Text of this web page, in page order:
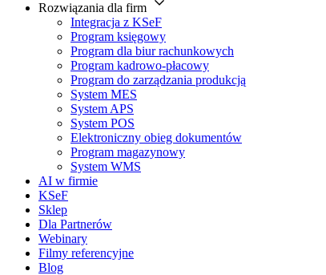
Rozwiązania dla firm
Integracja z KSeF
Program księgowy
Program dla biur rachunkowych
Program kadrowo-płacowy
Program do zarządzania produkcją
System MES
System APS
System POS
Elektroniczny obieg dokumentów
Program magazynowy
System WMS
AI w firmie
KSeF
Sklep
Dla Partnerów
Webinary
Filmy referencyjne
Blog